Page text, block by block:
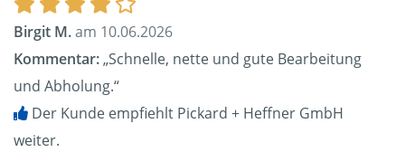
Birgit M.am 10.06.2026
Kommentar:„Schnelle, nette und gute Bearbeitung
und Abholung.“
Der Kunde empfiehlt Pickard + Heffner GmbH
weiter.